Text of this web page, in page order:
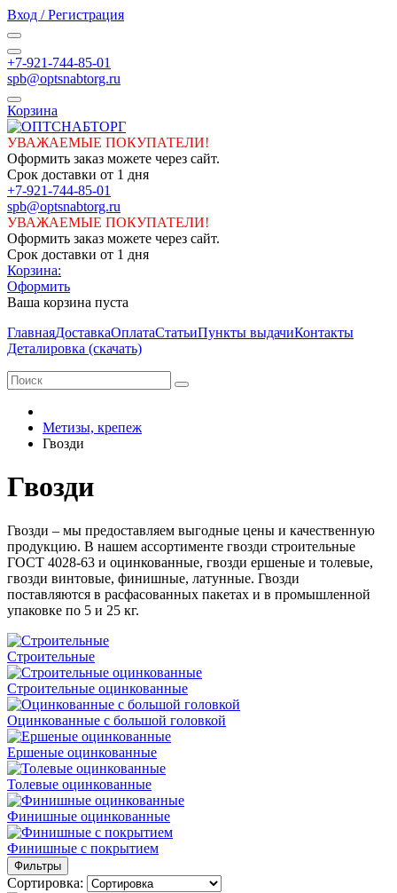
Вход / Регистрация
+7-921-744-85-01
spb@optsnabtorg.ru
Корзина
УВАЖАЕМЫЕ ПОКУПАТЕЛИ!
Оформить заказ можете через сайт.
Срок доставки от 1 дня
+7-921-744-85-01
spb@optsnabtorg.ru
УВАЖАЕМЫЕ ПОКУПАТЕЛИ!
Оформить заказ можете через сайт.
Срок доставки от 1 дня
Корзина:
Оформить
Ваша корзина пуста
ГлавнаяДоставкаОплатаСтатьиПункты выдачиКонтакты
Деталировка (скачать)
Метизы, крепеж
Гвозди
Гвозди
Гвозди – мы предоставляем выгодные цены и качественную
продукцию. В нашем ассортименте гвозди строительные
ГОСТ 4028-63 и оцинкованные, гвозди ершеные и толевые,
гвозди винтовые, финишные, латунные. Гвозди
поставляются в расфасованных пакетах и в промышленной
упаковке по 5 и 25 кг.
Строительные
Строительные оцинкованные
Оцинкованные с большой головкой
Ершеные оцинкованные
Толевые оцинкованные
Финишные оцинкованные
Финишные с покрытием
Фильтры
Сортировка: